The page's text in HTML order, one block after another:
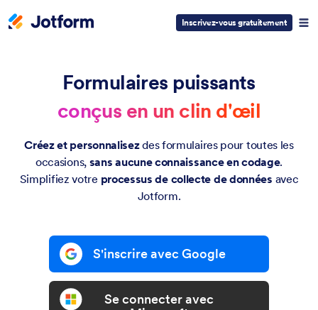
Inscrivez-vous gratuitement
Formulaires puissants
conçus en un clin d'œil
Créez et personnalisezdes formulaires pour toutes les
occasions, sans aucune connaissance en codage.
Simplifiez votre processus de collecte de données avec
Jotform.
S'inscrire avec Google
Se connecter avec